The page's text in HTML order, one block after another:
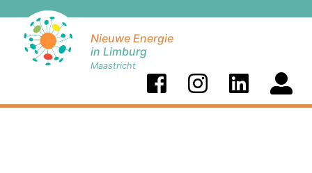
Nieuwe Energie
in Limburg
Maastricht